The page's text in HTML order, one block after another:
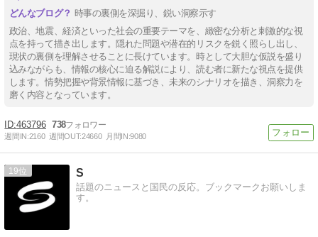
時事の裏側を深掘り、鋭い洞察示す
政治、地震、経済といった社会の重要テーマを、緻密な分析と刺激的な視
点を持って描き出します。隠れた問題や潜在的リスクを鋭く照らし出し、
現状の裏側を理解させることに長けています。時として大胆な仮説を盛り
込みながらも、情報の核心に迫る解説により、読む者に新たな視点を提供
します。情勢把握や背景情報に基づき、未来のシナリオを描き、洞察力を
磨く内容となっています。
463796 738
週間IN:2160 週間OUT:24660 月間IN:9080
19 S
話題のニュースと国民の反応。ブックマークお願いしま
す。